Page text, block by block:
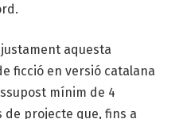
aquesta
ficció en versió catalana
mínim de 4
de projecte que, fins a